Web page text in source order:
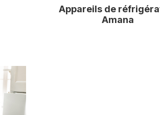
Appareils de
Amana